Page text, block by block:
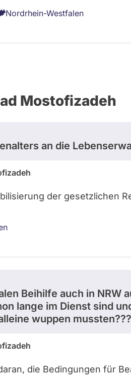
Nordrhein-Westfalen
Mostofizadeh
an die
der gesetzlichen
Beihilfe auch in NRW
lange im Dienst sind
wuppen mussten???
die Bedingungen für